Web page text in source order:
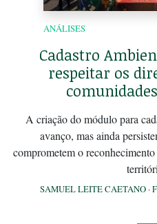
ANÁLISES
Cadastro
respeitar os
A criação do módulo para
avanço, mas ainda
comprometem o
SAMUEL LEITE CAETANO ·